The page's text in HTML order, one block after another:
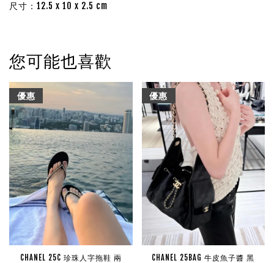
尺寸：12.5 x 10 x 2.5 cm
您可能也喜歡
優惠
CHANEL 25C 珍珠人字拖鞋 兩
優惠
CHANEL 25BAG 牛皮魚子醬 黑